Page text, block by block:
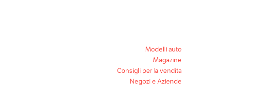
Modelli auto
Magazine
Consigli per la vendita
Negozi e Aziende